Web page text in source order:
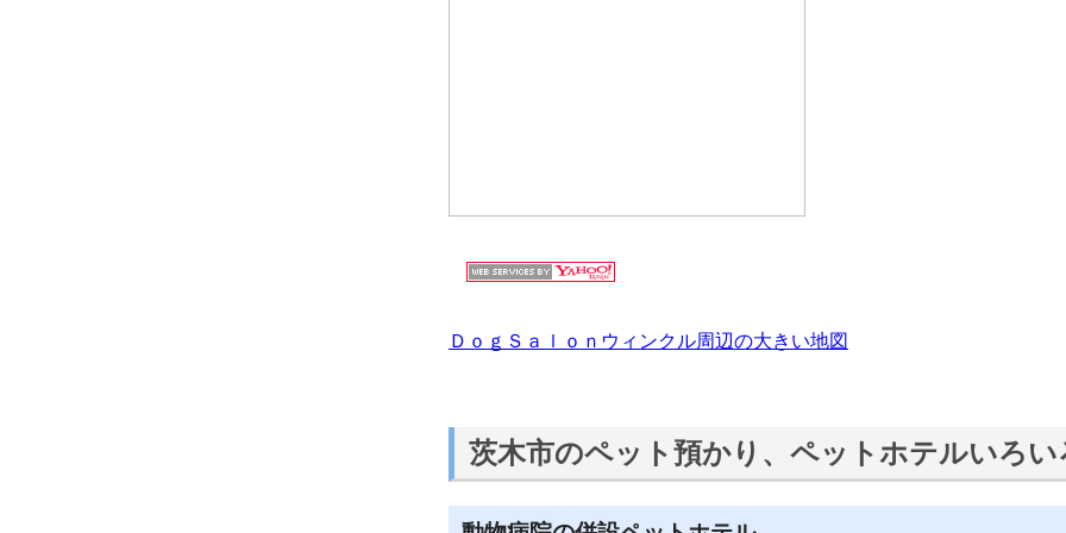
ＤｏｇＳａｌｏｎウィンクル周辺の大きい地図
茨木市のペット預かり、ペットホテルいろい